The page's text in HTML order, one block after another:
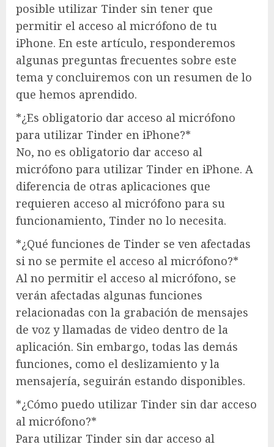
posible utilizar Tinder sin tener que
permitir el acceso al micrófono de tu
iPhone. En este artículo, responderemos
algunas preguntas frecuentes sobre este
tema y concluiremos con un resumen de lo
que hemos aprendido.
*¿Es obligatorio dar acceso al micrófono
para utilizar Tinder en iPhone?*
No, no es obligatorio dar acceso al
micrófono para utilizar Tinder en iPhone. A
diferencia de otras aplicaciones que
requieren acceso al micrófono para su
funcionamiento, Tinder no lo necesita.
*¿Qué funciones de Tinder se ven afectadas
si no se permite el acceso al micrófono?*
Al no permitir el acceso al micrófono, se
verán afectadas algunas funciones
relacionadas con la grabación de mensajes
de voz y llamadas de video dentro de la
aplicación. Sin embargo, todas las demás
funciones, como el deslizamiento y la
mensajería, seguirán estando disponibles.
*¿Cómo puedo utilizar Tinder sin dar acceso
al micrófono?*
Para utilizar Tinder sin dar acceso al